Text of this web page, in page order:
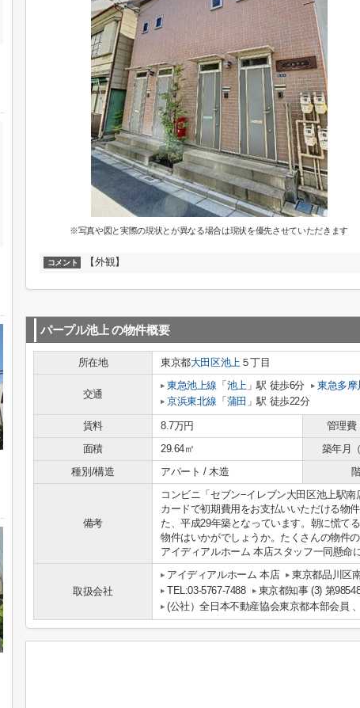
※写真や図と実際の現状とが異なる場合は現状を優先させていただきます
コメント 【外観】
パープル池上 の物件概要
所在地 東京都大田区池上５丁目
交通
東急池上線 「 池上」駅 徒歩6分 東急多摩
京浜東北線 「 蒲田 」駅 徒歩22分
賃料 8.7万円 管理費
面積
29.64㎡ 築年月
種別/構造
アパート / 木造
備考
コンビニ「セブン−イレブン大田区池上駅
カードで初期費用をお支払いいただける物
た、平成29年築となっています。朝に慌て
物件はいかがでしょうか。たくさんの物件
アイディアルホーム 本店スタッフ一同懸命
取扱会社
アイディアルホーム 本店
東京都品川区
TEL:03-5767-7488
東京都知事 (3) 第
(公社）全日本不動産協会東京都本部会員